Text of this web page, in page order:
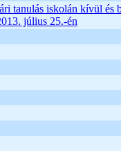
tanulás iskolán kívül és
július 25.-én